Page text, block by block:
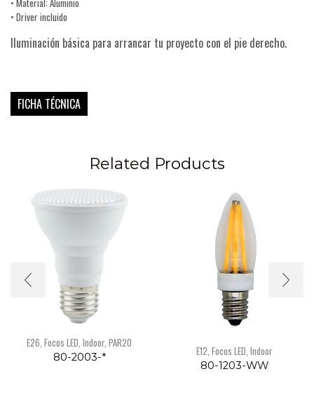
• Driver incluido
Iluminación básica para arrancar tu proyecto con el pie derecho.
FICHA TÉCNICA
Related Products
E26,Focos LED,Indoor,PAR20
80-2003-* E12 ,Focos LED ,Indoor
80-1203-WW